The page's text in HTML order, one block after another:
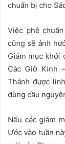
chuẩn bị cho
Việc phê
cũng sẽ ảnh
Giám mục khởi
Các Giờ Kinh
Thánh được
dùng cầu
Nếu các giám
Ước vào tuần